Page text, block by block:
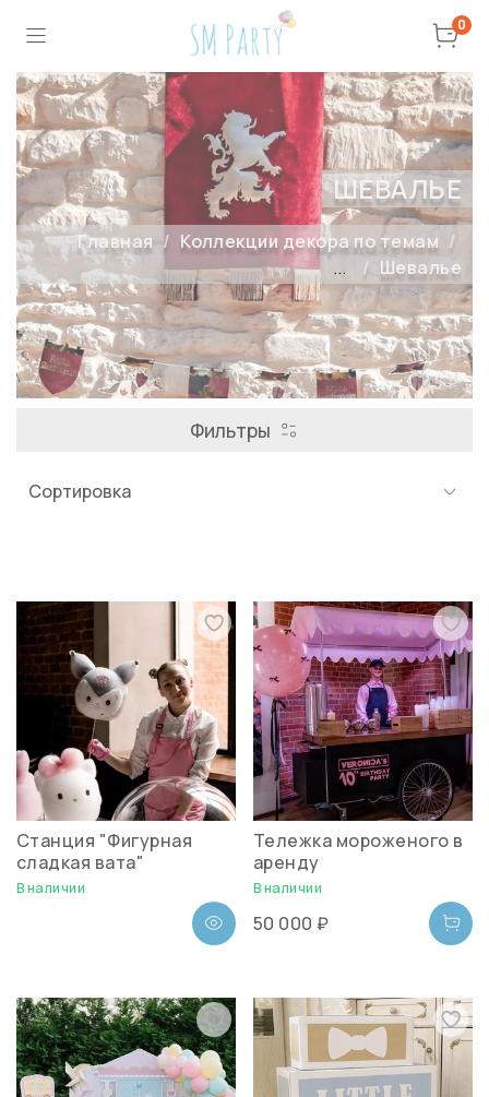
0
ШЕВАЛЬЕ
Главная
Коллекции декора по темам
...
Шевалье
Фильтры
Станция "Фигурная
сладкая вата"
В наличии
Тележка мороженого в
аренду
В наличии
50 000 ₽